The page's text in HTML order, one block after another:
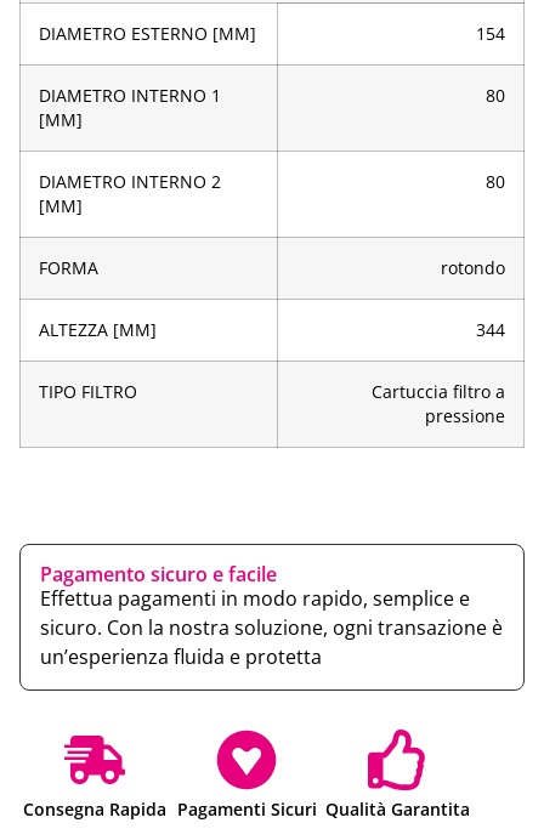
DIAMETRO ESTERNO [MM] 154
DIAMETRO INTERNO 1
[MM]
80
DIAMETRO INTERNO 2
[MM]
80
FORMA rotondo
ALTEZZA [MM] 344
TIPO FILTRO
Cartuccia filtro a
pressione
Pagamento sicuro e facile
Effettua pagamenti in modo rapido, semplice e
sicuro. Con la nostra soluzione, ogni transazione è
un’esperienza fluida e protetta
Consegna Rapida Pagamenti Sicuri Qualità Garantita